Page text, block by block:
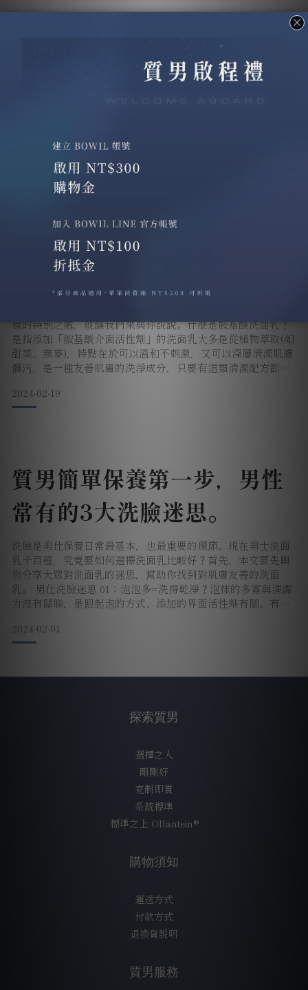
痘。如果你與女性（如女友、妻子或母親）共用洗面乳，女
SLS/SLES是什麼？
前文有稍微提到的SLS、SLES，是什麼東西呢？它是一種市
要功能就是去除油脂和附著異物，並幫助產品中的所有成分混
邊的清潔用品，一起看看吧! SLSSodium Lauryl Sulfate(簡
稱SLS)，十二烷基硫酸鈉主要由石油、椰子油、棕櫚油萃取而
來，因其容易起泡的特性而被廣泛使用，幾乎7-8成的清潔用品
都有使用到此成分。 SLE
胺基酸洗面乳，為什麼深受
質男喜愛？
樣的特別之處，就讓我們來與你說說。什麼是胺基酸洗面乳？
是指添加「胺基酸介面活性劑」的洗面乳大多是從植物萃取(如
甜菜、燕麥)，特點在於可以溫和不刺激，又可以深層清潔肌膚
髒污，是一種友善肌膚的洗淨成分，只要有這類清潔配方都能
等刺激成分的胺基酸洗面乳。什麼膚質適合使用?胺基酸洗面乳
適合全膚質添加濃度足夠的胺基酸洗面乳，與人體肌膚原本的
2024-02-19
質男簡單保養第一步，男性
常有的3大洗臉迷思。
洗臉是男仕保養日常最基本，也最重要的環節。現在男士洗面
乳千百種，究竟要如何選擇洗面乳比較好？首先，本文要先與
你分享大眾對洗面乳的迷思，幫助你找到對肌膚友善的洗面
乳。 男仕洗臉迷思 01：泡泡多=洗得乾淨？泡抹的多寡與清潔
力沒有關聯，是跟起泡的方式、添加的界面活性劑有關。有部
(例如:皂鹼)，反而變得過度清潔肌膚，長久下來會變得敏感、
易受刺激，因此不建議以起泡多作為選擇的條件，而是選擇較
2024-02-01
探索質男
選擇之人
剛剛好
克制即責
系統標準
標準之上 Ollantein®
購物須知
運送方式
付款方式
退換貨說明
質男服務